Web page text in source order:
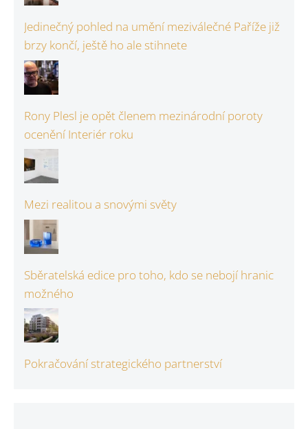
Jedinečný pohled na umění meziválečné Paříže již
brzy končí, ještě ho ale stihnete
Rony Plesl je opět členem mezinárodní poroty
ocenění Interiér roku
Mezi realitou a snovými světy
Sběratelská edice pro toho, kdo se nebojí hranic
možného
Pokračování strategického partnerství